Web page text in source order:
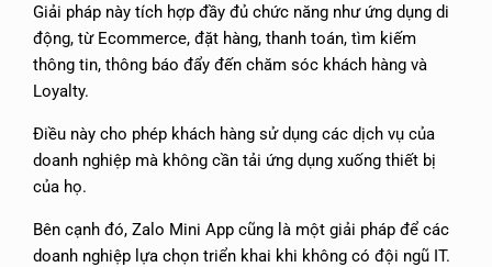
Giải pháp này tích hợp đầy đủ chức năng như ứng dụng di
động, từ Ecommerce, đặt hàng, thanh toán, tìm kiếm
thông tin, thông báo đẩy đến chăm sóc khách hàng và
Loyalty.
Điều này cho phép khách hàng sử dụng các dịch vụ của
doanh nghiệp mà không cần tải ứng dụng xuống thiết bị
của họ.
Bên cạnh đó, Zalo Mini App cũng là một giải pháp để các
doanh nghiệp lựa chọn triển khai khi không có đội ngũ IT.